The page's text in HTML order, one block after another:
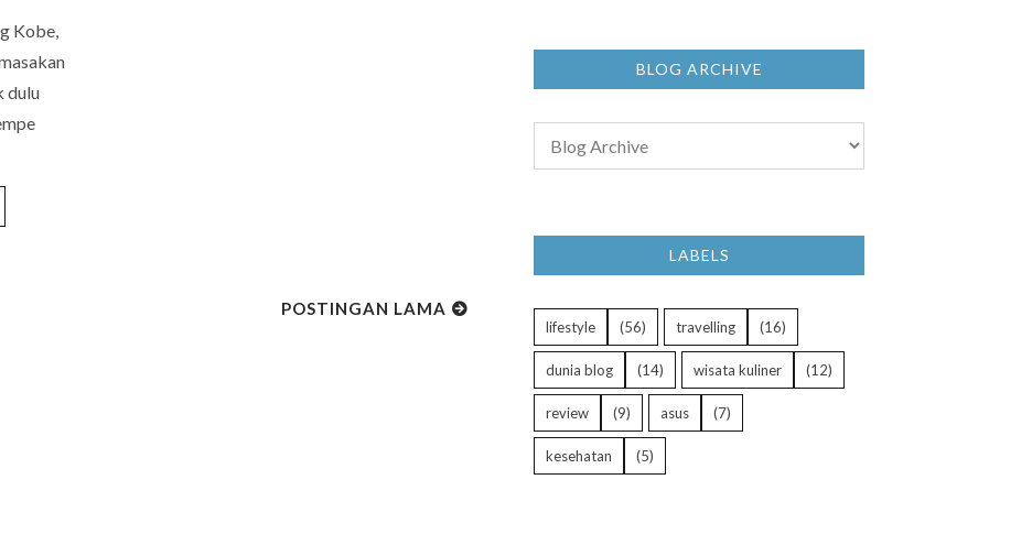
Kobe,
dulu
POSTINGAN LAMA
BLOG ARCHIVE
LABELS
lifestyle (56) travelling (16)
dunia blog (14) wisata kuliner (12)
review (9) asus (7)
kesehatan (5)